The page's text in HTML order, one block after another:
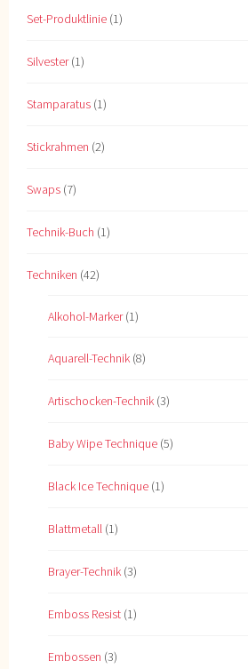
Set-Produktlinie (1)
Silvester(1)
Stamparatus (1)
Stickrahmen (2)
Swaps (7)
Technik-Buch (1)
Techniken (42)
Alkohol-Marker(1)
Aquarell-Technik (8)
Artischocken-Technik (3)
Baby Wipe Technique (5)
Black Ice Technique (1)
Blattmetall (1)
Brayer-Technik (3)
Emboss Resist (1)
Embossen (3)